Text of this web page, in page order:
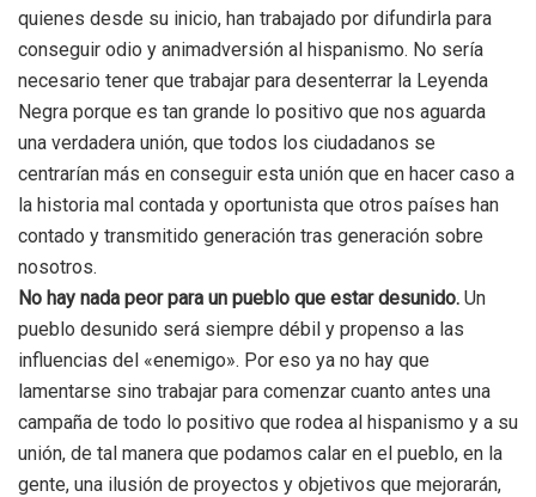
quienes desde su inicio, han trabajado por difundirla para
conseguir odio y animadversión al hispanismo. No sería
necesario tener que trabajar para desenterrar la Leyenda
Negra porque es tan grande lo positivo que nos aguarda
una verdadera unión, que todos los ciudadanos se
centrarían más en conseguir esta unión que en hacer caso a
la historia mal contada y oportunista que otros países han
contado y transmitido generación tras generación sobre
nosotros.
No hay nada peor para un pueblo que estar desunido. Un
pueblo desunido será siempre débil y propenso a las
influencias del «enemigo». Por eso ya no hay que
lamentarse sino trabajar para comenzar cuanto antes una
campaña de todo lo positivo que rodea al hispanismo y a su
unión, de tal manera que podamos calar en el pueblo, en la
gente, una ilusión de proyectos y objetivos que mejorarán,